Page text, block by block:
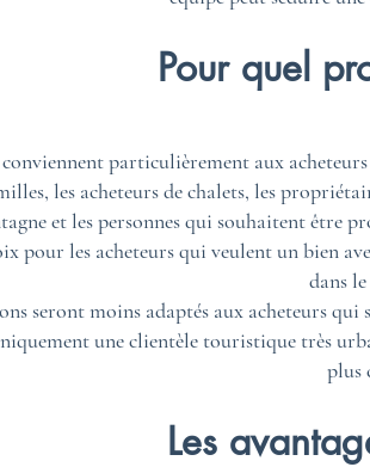
Pour quel
conviennent particulièrement aux
les acheteurs de chalets, les
et les personnes qui souhaitent être
pour les acheteurs qui veulent un bien
dans
seront moins adaptés aux acheteurs
une clientèle touristique très
plus
Les